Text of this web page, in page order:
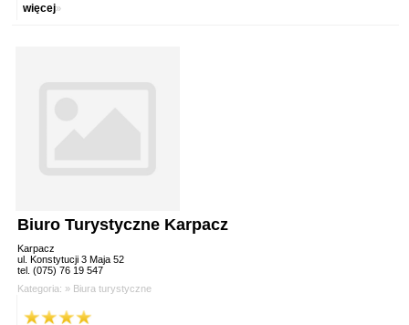
więcej»
Biuro Turystyczne Karpacz
Karpacz
ul. Konstytucji 3 Maja 52
tel. (075) 76 19 547
Kategoria: » Biura turystyczne